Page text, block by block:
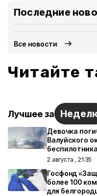
Последние
Все новости
Читайте
Лучшее за
Девочка
Валуйского
беспилотника
2 августа , 21:35
Госфонд
более 100
для